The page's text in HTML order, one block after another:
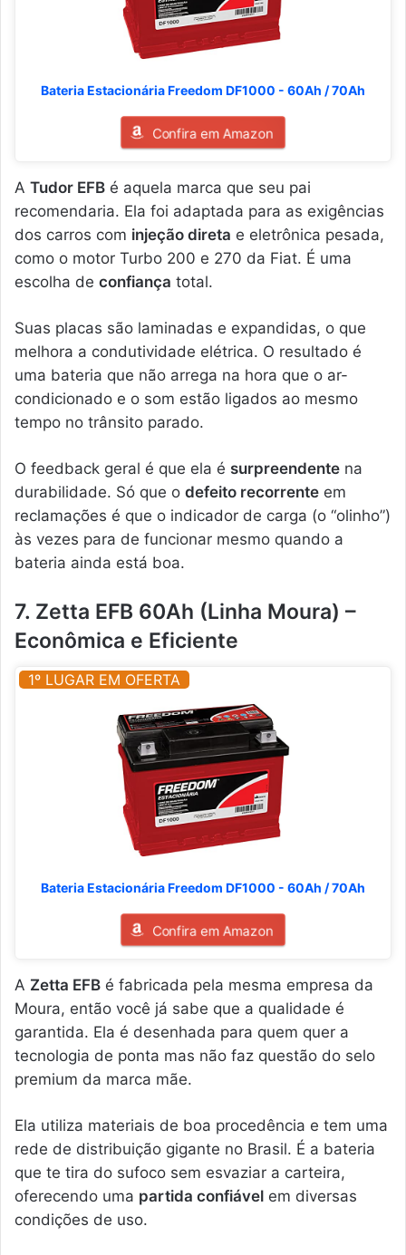
Bateria Estacionária Freedom DF1000 - 60Ah / 70Ah
Confira em Amazon
A Tudor EFB é aquela marca que seu pai
recomendaria. Ela foi adaptada para as exigências
dos carros com injeção direta e eletrônica pesada,
como o motor Turbo 200 e 270 da Fiat. É uma
escolha de confiança total.
Suas placas são laminadas e expandidas, o que
melhora a condutividade elétrica. O resultado é
uma bateria que não arrega na hora que o ar-
condicionado e o som estão ligados ao mesmo
tempo no trânsito parado.
O feedback geral é que ela é surpreendente na
durabilidade. Só que o defeito recorrente em
reclamações é que o indicador de carga (o “olinho”)
às vezes para de funcionar mesmo quando a
bateria ainda está boa.
7. Zetta EFB 60Ah (Linha Moura) –
Econômica e Eficiente
1º LUGAR EM OFERTA
Bateria Estacionária Freedom DF1000 - 60Ah / 70Ah
Confira em Amazon
A Zetta EFB é fabricada pela mesma empresa da
Moura, então você já sabe que a qualidade é
garantida. Ela é desenhada para quem quer a
tecnologia de ponta mas não faz questão do selo
premium da marca mãe.
Ela utiliza materiais de boa procedência e tem uma
rede de distribuição gigante no Brasil. É a bateria
que te tira do sufoco sem esvaziar a carteira,
oferecendo uma partida confiável em diversas
condições de uso.